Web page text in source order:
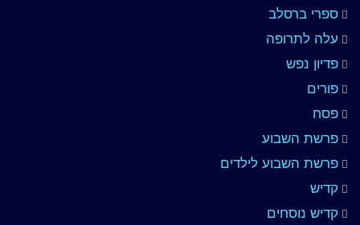
ספרי ברסלב
עלה לתרופה
פדיון נפש
פורים
פסח
פרשת השבוע
פרשת השבוע לילדים
קדיש
קדיש נוסחים